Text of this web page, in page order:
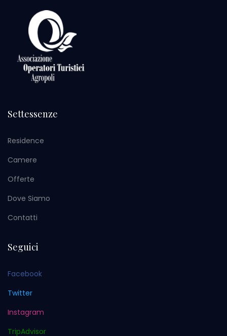
Settessenze
Residence
Camere
Offerte
Dove Siamo
Contatti
Seguici
Facebook
Twitter
Instagram
TripAdvisor